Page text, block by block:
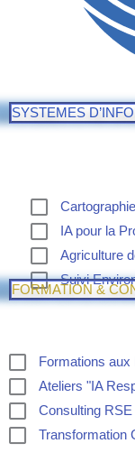
SYSTEMES
IA pour la
Agriculture
Suivi
FORMATION &
Formations
Ateliers "IA
Consulting RSE
Transformation